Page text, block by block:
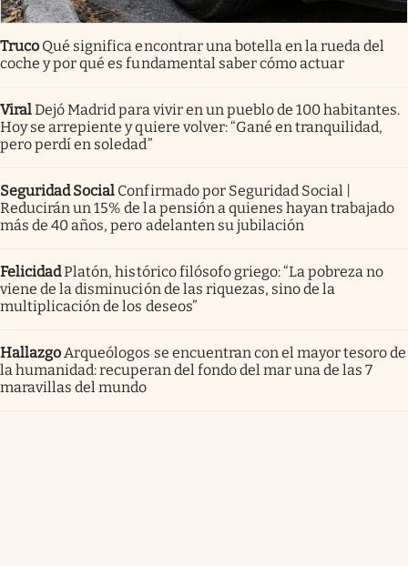
Truco Qué significa encontrar una botella en la rueda del
coche y por qué es fundamental saber cómo actuar
ViralDejó Madrid para vivir en un pueblo de 100 habitantes.
Hoy se arrepiente y quiere volver: “Gané en tranquilidad,
pero perdí en soledad”
Seguridad Social Confirmado por Seguridad Social |
Reducirán un 15% de la pensión a quienes hayan trabajado
más de 40 años, pero adelanten su jubilación
FelicidadPlatón, histórico filósofo griego: “La pobreza no
viene de la disminución de las riquezas, sino de la
multiplicación de los deseos”
Hallazgo Arqueólogos se encuentran con el mayor tesoro de
la humanidad: recuperan del fondo del mar una de las 7
maravillas del mundo